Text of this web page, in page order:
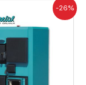
-26%
cijena
bila